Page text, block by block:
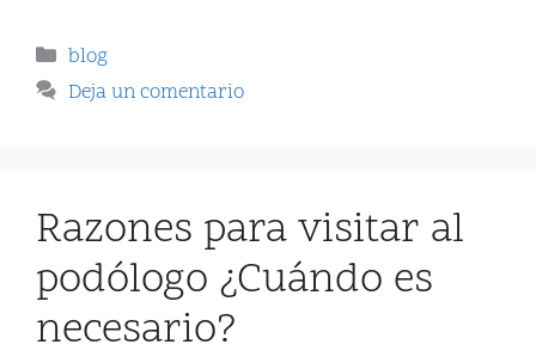
blog
Deja un comentario
Razones para visitar al
podólogo ¿Cuándo es
necesario?